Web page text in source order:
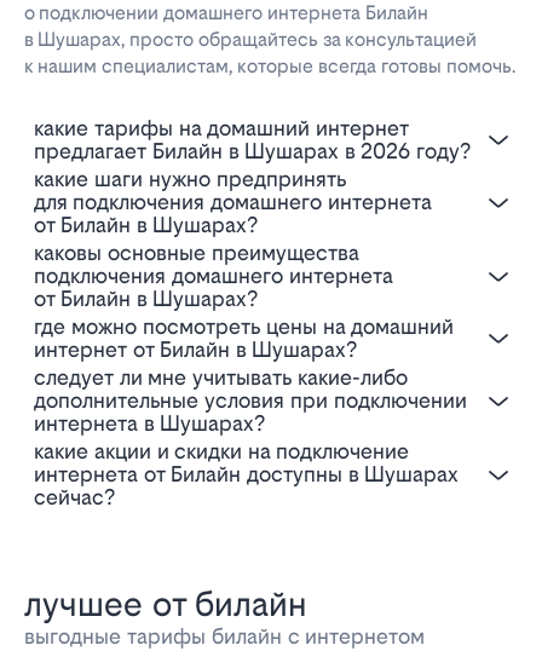
о подключении домашнего интернета Билайн
в Шушарах, просто обращайтесь за консультацией
к нашим специалистам, которые всегда готовы помочь.
Какие тарифы на домашний интернет
предлагает Билайн в Шушарах в 2026 году?
Какие шаги нужно предпринять
для подключения домашнего интернета
от Билайн в Шушарах?
Каковы основные преимущества
подключения домашнего интернета
от Билайн в Шушарах?
Где можно посмотреть цены на домашний
интернет от Билайн в Шушарах?
Следует ли мне учитывать какие-либо
дополнительные условия при подключении
интернета в Шушарах?
Какие акции и скидки на подключение
интернета от Билайн доступны в Шушарах
сейчас?
лучшее от билайн
выгодные тарифы билайн с интернетом